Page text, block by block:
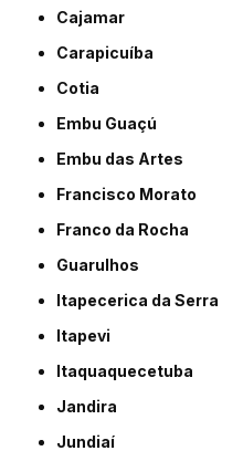
Cajamar
Carapicuíba
Cotia
Embu Guaçú
Embu das Artes
Francisco Morato
Franco da Rocha
Guarulhos
Itapecerica da Serra
Itapevi
Itaquaquecetuba
Jandira
Jundiaí